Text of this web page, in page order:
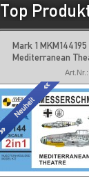
Top
Mark 1
Mediterranean